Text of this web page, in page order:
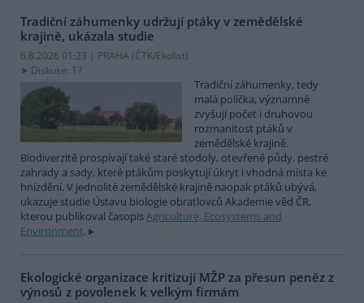
Tradiční záhumenky udržují ptáky v zemědělské
krajině, ukázala studie
6.8.2026 01:23 | PRAHA (ČTK/Ekolist)
Diskuse: 17
Tradiční záhumenky, tedy
malá políčka, významně
zvyšují počet i druhovou
rozmanitost ptáků v
zemědělské krajině.
Biodiverzitě prospívají také staré stodoly, otevřené půdy, pestré
zahrady a sady, které ptákům poskytují úkryt i vhodná místa ke
hnízdění. V jednolité zemědělské krajině naopak ptáků ubývá,
ukazuje studie Ústavu biologie obratlovců Akademie věd ČR,
kterou publikoval časopisAgriculture, Ecosystems and
Environment.
Ekologické organizace kritizují MŽP za přesun peněz z
výnosů z povolenek k velkým firmám